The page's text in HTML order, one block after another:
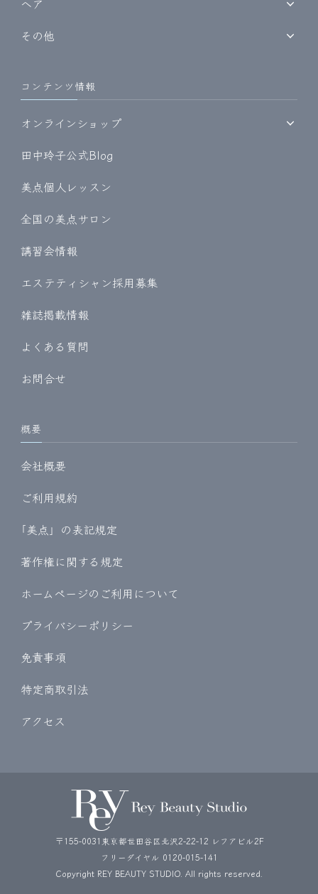
ヘア
その他
コンテンツ情報
オンラインショップ
田中玲子公式Blog
美点個人レッスン
全国の美点サロン
講習会情報
エステティシャン採用募集
雑誌掲載情報
よくある質問
お問合せ
概要
会社概要
ご利用規約
｢美点」の表記規定
著作権に関する規定
ホームページのご利用について
プライバシーポリシー
免責事項
特定商取引法
アクセス
〒155-0031東京都世田谷区北沢2-22-12 レフアビル2F
フリーダイヤル 0120-015-141
Copyright REY BEAUTY STUDIO. All rights reserved.